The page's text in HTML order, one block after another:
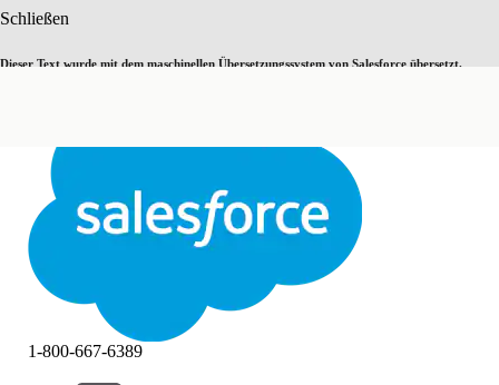
Schließen
Dieser Text wurde mit dem maschinellen Übersetzungssystem von Salesforce übersetzt.
Schließen
1-800-667-6389